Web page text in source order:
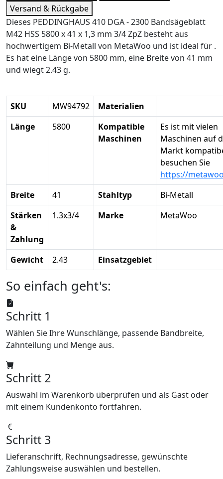
Versand & Rückgabe
Dieses PEDDINGHAUS 410 DGA - 2300 Bandsägeblatt
M42 HSS 5800 x 41 x 1,3 mm 3/4 ZpZ besteht aus
hochwertigem Bi-Metall von MetaWoo und ist ideal für .
Es hat eine Länge von 5800 mm, eine Breite von 41 mm
und wiegt 2.43 g.
SKU MW94792
Materialien
Länge
5800
Kompatible
Maschinen
Es ist mit vielen
Maschinen auf
Markt
besuchen Sie
https://
Breite
41 Stahltyp
Bi-Metall
Stärken
&
Zahlung
1.3x3/4 Marke MetaWoo
Gewicht 2.43 Einsatzgebiet
So einfach geht's:
Schritt 1
Wählen Sie Ihre Wunschlänge, passende Bandbreite,
Zahnteilung und Menge aus.
Schritt 2
Auswahl im Warenkorb überprüfen und als Gast oder
mit einem Kundenkonto fortfahren.
Schritt 3
Lieferanschrift, Rechnungsadresse, gewünschte
Zahlungsweise auswählen und bestellen.